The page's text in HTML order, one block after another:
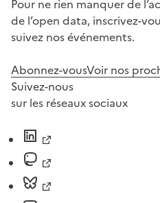
Pour ne rien manquer de
de l’open data, inscrivez-
suivez nos événements.
Abonnez-vousVoir nos
Suivez-nous
sur les réseaux sociaux